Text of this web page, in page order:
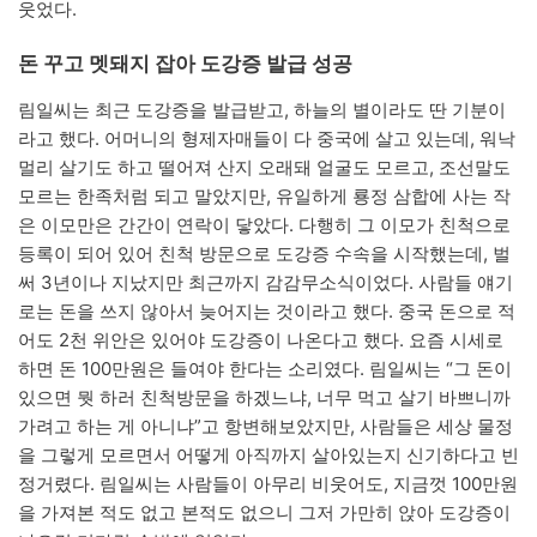
웃었다.
돈 꾸고 멧돼지 잡아 도강증 발급 성공
림일씨는 최근 도강증을 발급받고, 하늘의 별이라도 딴 기분이
라고 했다. 어머니의 형제자매들이 다 중국에 살고 있는데, 워낙
멀리 살기도 하고 떨어져 산지 오래돼 얼굴도 모르고, 조선말도
모르는 한족처럼 되고 말았지만, 유일하게 룡정 삼합에 사는 작
은 이모만은 간간이 연락이 닿았다. 다행히 그 이모가 친척으로
등록이 되어 있어 친척 방문으로 도강증 수속을 시작했는데, 벌
써 3년이나 지났지만 최근까지 감감무소식이었다. 사람들 얘기
로는 돈을 쓰지 않아서 늦어지는 것이라고 했다. 중국 돈으로 적
어도 2천 위안은 있어야 도강증이 나온다고 했다. 요즘 시세로
하면 돈 100만원은 들여야 한다는 소리였다. 림일씨는 “그 돈이
있으면 뭣 하러 친척방문을 하겠느냐, 너무 먹고 살기 바쁘니까
가려고 하는 게 아니냐”고 항변해보았지만, 사람들은 세상 물정
을 그렇게 모르면서 어떻게 아직까지 살아있는지 신기하다고 빈
정거렸다. 림일씨는 사람들이 아무리 비웃어도, 지금껏 100만원
을 가져본 적도 없고 본적도 없으니 그저 가만히 앉아 도강증이